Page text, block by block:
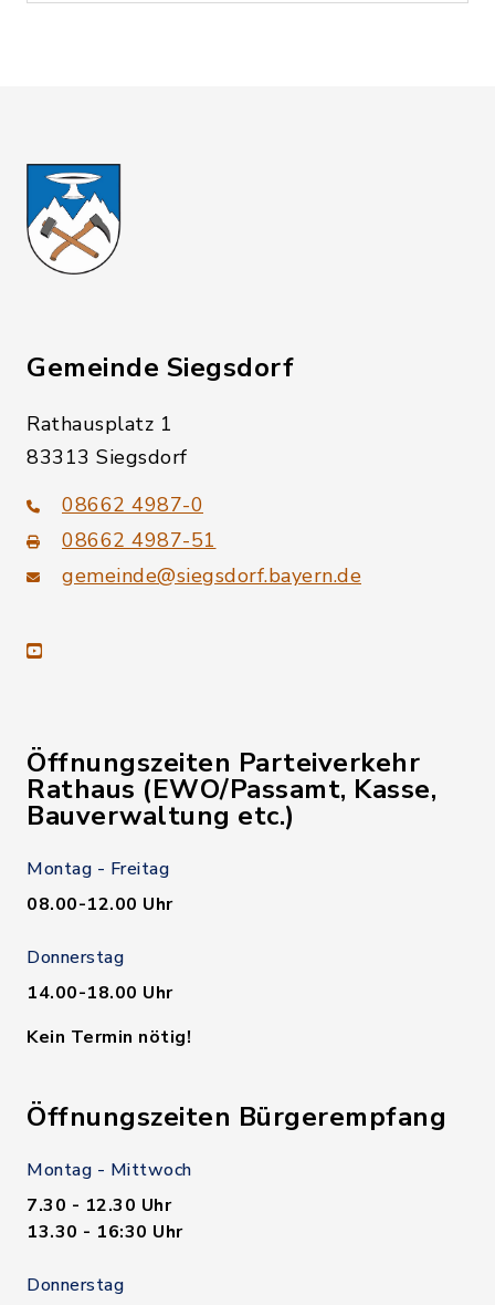
Gemeinde Siegsdorf
Rathausplatz 1
83313 Siegsdorf
08662 4987-0
08662 4987-51
gemeinde@siegsdorf.bayern.de
youtube
Öffnungszeiten Parteiverkehr
Rathaus (EWO/Passamt, Kasse,
Bauverwaltung etc.)
Montag - Freitag
08.00-12.00 Uhr
Donnerstag
14.00-18.00 Uhr
Kein Termin nötig!
Öffnungszeiten Bürgerempfang
Montag - Mittwoch
7.30 - 12.30 Uhr
13.30 - 16:30 Uhr
Donnerstag